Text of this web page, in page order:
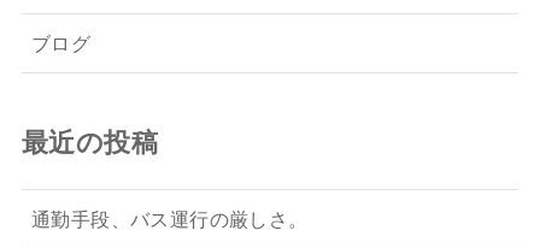
ブログ
最近の投稿
通勤手段、バス運行の厳しさ。